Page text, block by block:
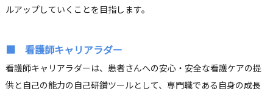
ルアップしていくことを目指します。
■ 看護師キャリアラダー
看護師キャリアラダーは、患者さんへの安心・安全な看護ケアの提
供と自己の能力の自己研鑽ツールとして、専門職である自身の成長